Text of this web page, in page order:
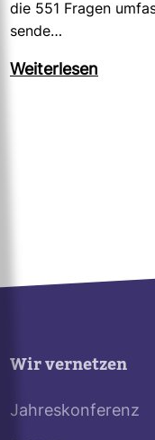
die 551 Fragen
sende…
Wei­ter­lesen
Wir vernetzen
Jahreskonferenz